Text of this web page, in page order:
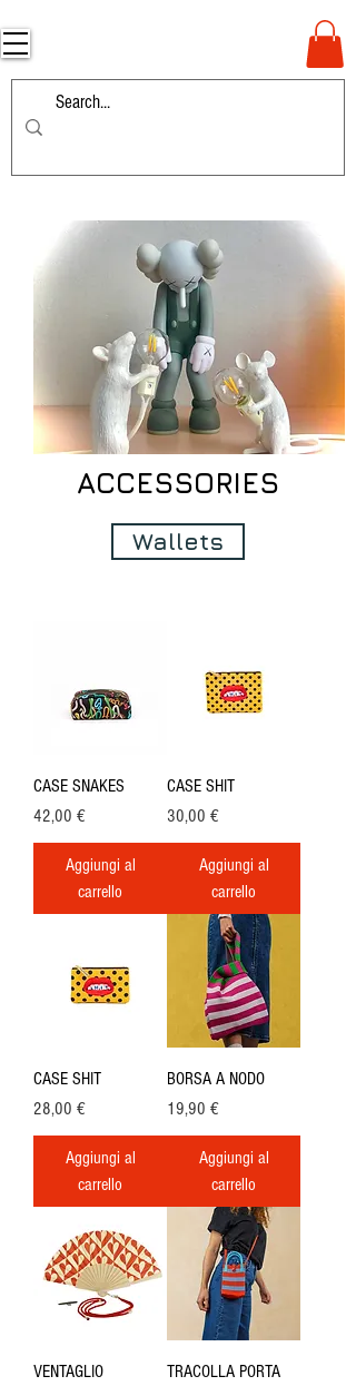
ACCESSORIES
Wallets
CASE SNAKES
Prezzo
42,00 €
Aggiungi al
carrello
CASE SHIT
Prezzo
30,00 €
Aggiungi al
carrello
CASE SHIT
Prezzo
28,00 €
Aggiungi al
carrello
BORSA A NODO
Prezzo
19,90 €
Aggiungi al
carrello
VENTAGLIO
TRACOLLA PORTA